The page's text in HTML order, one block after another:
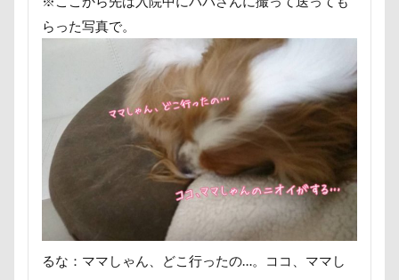
らった写真で。
るな：ママしゃん、どこ行ったの…。ココ、ママし
ブラタン
フワフワ
フレブル
フレキシリード
フリーステッチ free stitch
フリスビー
フランソワーズちゃん
フランソワーズくん
フランちゃん
フセ
フクロウの森
フォトフレーム
フォトツアー
ブレンハイム
ペットグラス
ペットカート
ペットのおうち
ペットと泊まる陽だまり
ベンくん
ベランダ菜園
ベランダ ベストショット